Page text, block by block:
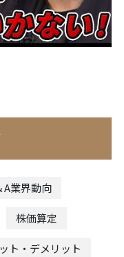
A業界動向
株価算定
ト・デメリット